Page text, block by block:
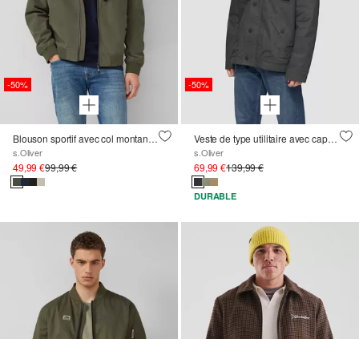
-50%
Blouson sportif avec col montant et bords-côtes
s.Oliver
49,99 €99,99 €
-50%
Veste de type utilitaire avec capuche dans le col
s.Oliver
69,99 €139,99 €
DURABLE